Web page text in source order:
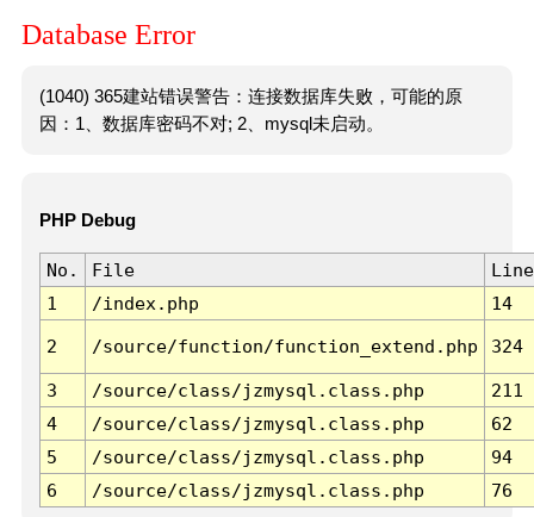
Database Error
(1040) 365建站错误警告：连接数据库失败，可能的原
因：1、数据库密码不对; 2、mysql未启动。
PHP Debug
No. File
Line
1
/index.php 14
2 /source/function/function_extend.php 324
3 /source/class/jzmysql.class.php
211
4
/source/class/jzmysql.class.php
62
5
/source/class/jzmysql.class.php
94
6
/source/class/jzmysql.class.php 76